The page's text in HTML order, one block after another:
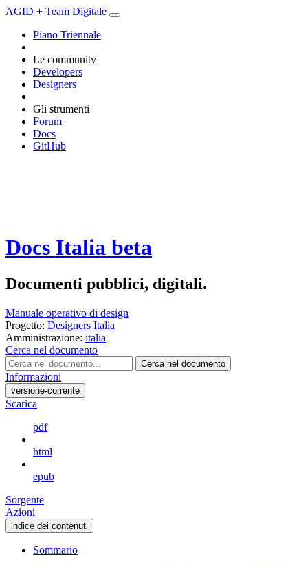
AGID + Team Digitale
Piano Triennale
Le community
Developers
Designers
Gli strumenti
Forum
Docs
GitHub
Docs Italia beta
Documenti pubblici, digitali.
Manuale operativo di design
Progetto: Designers Italia
Amministrazione: italia
Cerca nel documento
Cerca nel documento
Informazioni
versione-corrente
Scarica
pdf
html
epub
Sorgente
Azioni
indice dei contenuti
Sommario